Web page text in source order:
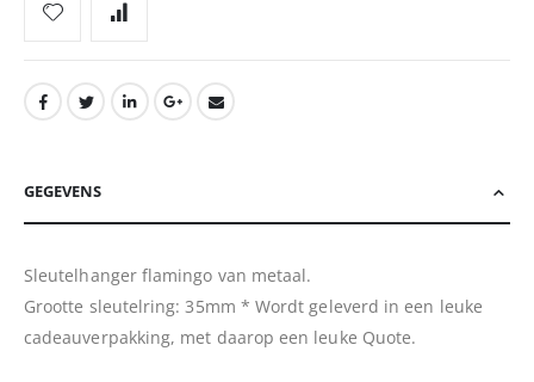
GEGEVENS
Sleutelhanger flamingo van metaal.
Grootte sleutelring: 35mm * Wordt geleverd in een leuke
cadeauverpakking, met daarop een leuke Quote.